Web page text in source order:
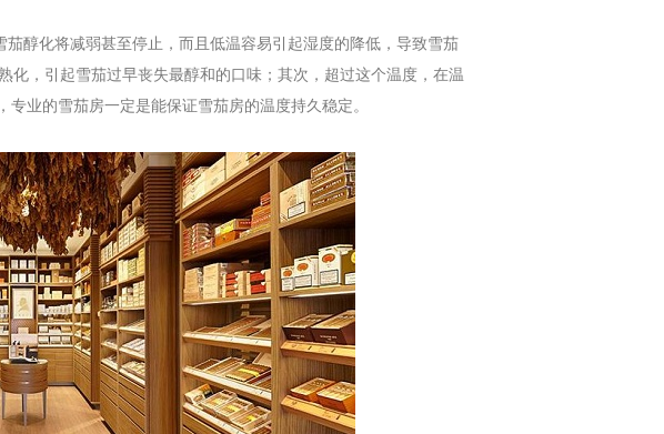
化将减弱甚至停止，而且低温容易引起湿度的降低，导致雪茄
，引起雪茄过早丧失最醇和的口味；其次，超过这个温度，在温
业的雪茄房一定是能保证雪茄房的温度持久稳定。